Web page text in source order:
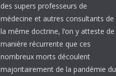
des supers professeurs de
médecine et autres consultants de
la même doctrine, l’on y atteste de
manière récurrente que ces
nombreux morts découlent
majoritairement de la pandémie du